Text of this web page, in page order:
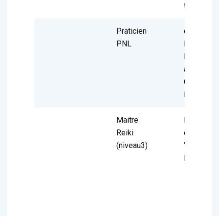
thérapie)
Praticien
PNL
certifiée
Richard
Brandler
auprès de
Camille
Maitre
Reiki
(niveau3)
Maitre
Virginie
RAPALLI